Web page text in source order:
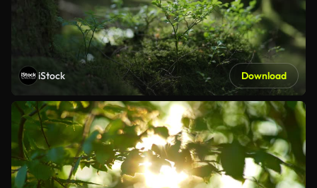
iStock Download